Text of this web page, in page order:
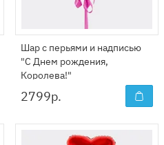
Шар с перьями и надписью
"С Днем рождения,
Королева!"
2799р.